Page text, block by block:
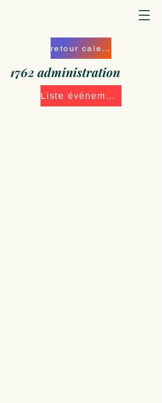
retour calendrier
1762 administration
Liste événements